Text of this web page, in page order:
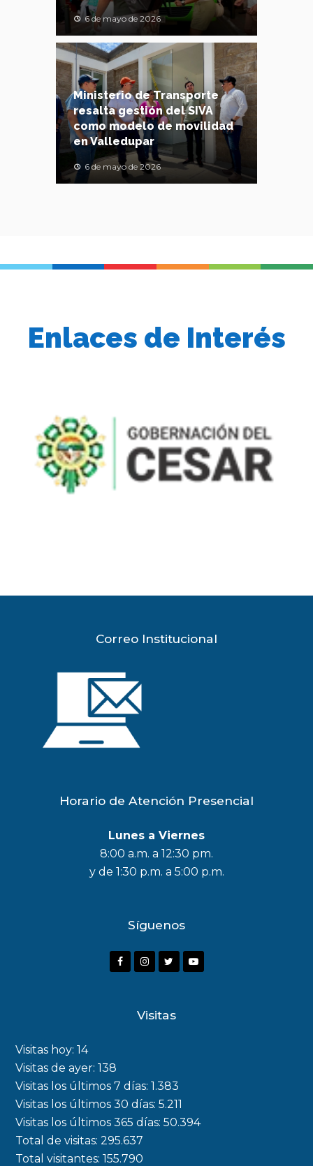
6 de mayo de 2026
Ministerio de Transporte
resalta gestión del SIVA
como modelo de movilidad
en Valledupar
6 de mayo de 2026
Enlaces de Interés
Correo Institucional
Horario de Atención Presencial
Lunes a Viernes
8:00 a.m. a 12:30 pm.
y de 1:30 p.m. a 5:00 p.m.
Síguenos
Visitas
Visitas hoy:14
Visitas de ayer:138
Visitas los últimos 7 días:1.383
Visitas los últimos 30 días:5.211
Visitas los últimos 365 días:50.394
Total de visitas:295.637
Total visitantes:155.790